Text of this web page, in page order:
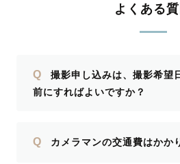
よくある
Q
撮影申し込みは、撮影希望
前にすればよいですか？
Q カメラマンの交通費はかか